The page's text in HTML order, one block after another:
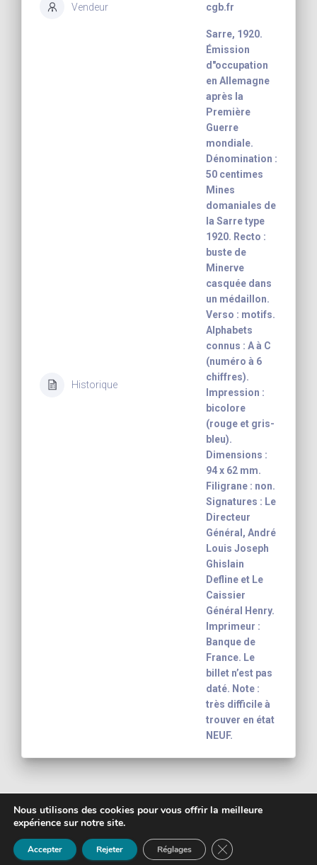
Vendeur cgb.fr
Historique
Sarre, 1920.
Émission
d"occupation
en Allemagne
après la
Première
Guerre
mondiale.
Dénomination :
50 centimes
Mines
domaniales de
la Sarre type
1920. Recto :
buste de
Minerve
casquée dans
un médaillon.
Verso : motifs.
Alphabets
connus : A à C
(numéro à 6
chiffres).
Impression :
bicolore
(rouge et gris-
bleu).
Dimensions :
94 x 62 mm.
Filigrane : non.
Signatures : Le
Directeur
Général, André
Louis Joseph
Ghislain
Defline et Le
Caissier
Général Henry.
Imprimeur :
Banque de
France. Le
billet n’est pas
daté. Note :
très difficile à
trouver en état
NEUF.
Copyright 2003 - 2026
banknote inventory For your collection
Mentions légales
Nous utilisons des cookies pour vous offrir la meilleure
expérience sur notre site.
Accepter Rejeter Réglages FERMER LA